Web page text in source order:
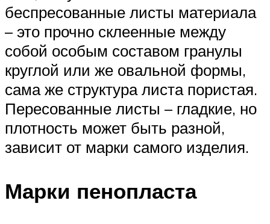
беспресованные листы материала
– это прочно склеенные между
собой особым составом гранулы
круглой или же овальной формы,
сама же структура листа пористая.
Пересованные листы – гладкие, но
плотность может быть разной,
зависит от марки самого изделия.
Марки пенопласта